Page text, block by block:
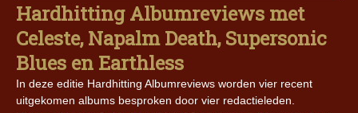
Hardhitting Albumreviews met
Celeste, Napalm Death, Supersonic
Blues en Earthless
In deze editie Hardhitting Albumreviews worden vier recent
uitgekomen albums besproken door vier redactieleden.